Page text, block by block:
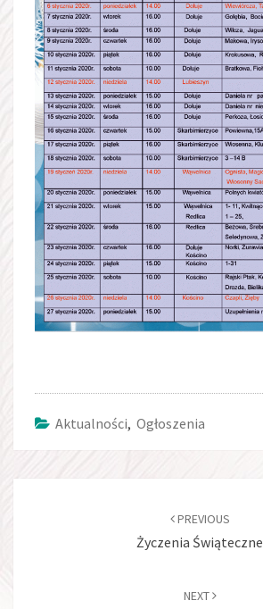
Aktualności, Ogłoszenia
PREVIOUS
Życzenia Świąteczne
NEXT